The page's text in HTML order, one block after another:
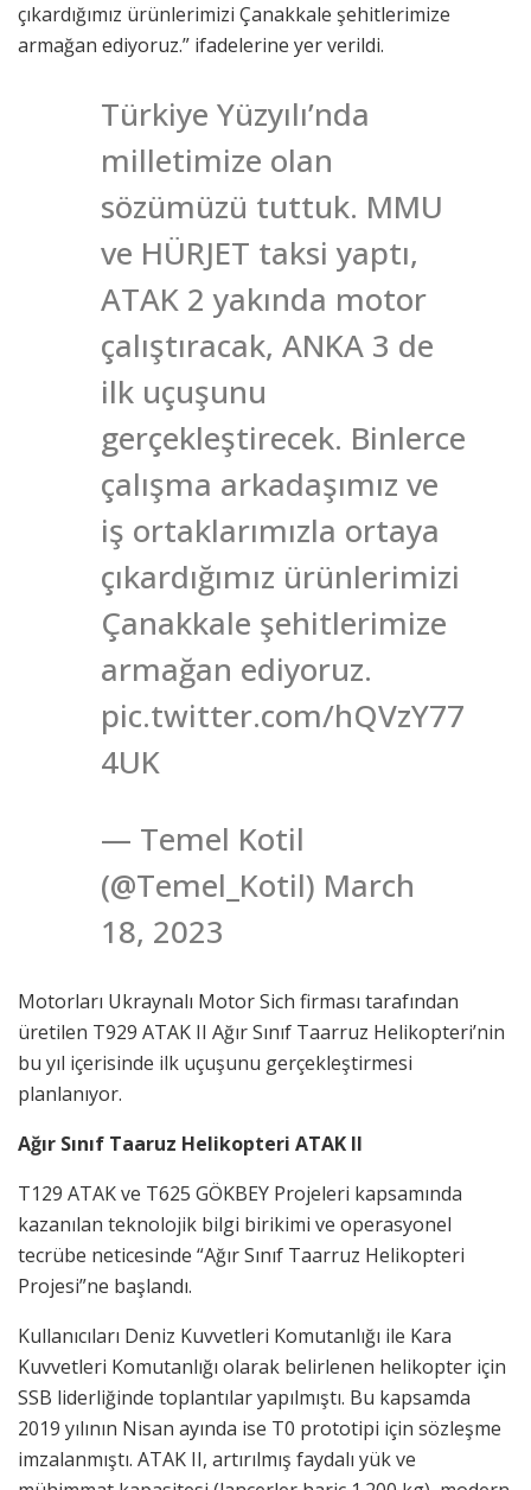
çıkardığımız ürünlerimizi Çanakkale şehitlerimize
armağan ediyoruz.” ifadelerine yer verildi.
Türkiye Yüzyılı’nda
milletimize olan
sözümüzü tuttuk. MMU
ve HÜRJET taksi yaptı,
ATAK 2 yakında motor
çalıştıracak, ANKA 3 de
ilk uçuşunu
gerçekleştirecek. Binlerce
çalışma arkadaşımız ve
iş ortaklarımızla ortaya
çıkardığımız ürünlerimizi
Çanakkale şehitlerimize
armağan ediyoruz.
pic.twitter.com/hQVzY77
4UK
— Temel Kotil
(@Temel_Kotil) March
18, 2023
Motorları Ukraynalı Motor Sich firması tarafından
üretilen T929 ATAK II Ağır Sınıf Taarruz Helikopteri’nin
bu yıl içerisinde ilk uçuşunu gerçekleştirmesi
planlanıyor.
Ağır Sınıf Taaruz Helikopteri ATAK II
T129 ATAK ve T625 GÖKBEY Projeleri kapsamında
kazanılan teknolojik bilgi birikimi ve operasyonel
tecrübe neticesinde “Ağır Sınıf Taarruz Helikopteri
Projesi”ne başlandı.
Kullanıcıları Deniz Kuvvetleri Komutanlığı ile Kara
Kuvvetleri Komutanlığı olarak belirlenen helikopter için
SSB liderliğinde toplantılar yapılmıştı. Bu kapsamda
2019 yılının Nisan ayında ise T0 prototipi için sözleşme
imzalanmıştı. ATAK II, artırılmış faydalı yük ve